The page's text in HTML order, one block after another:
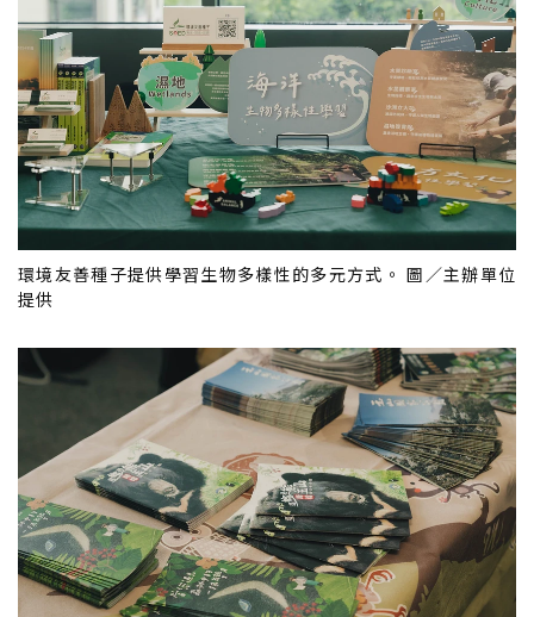
環境友善種子提供學習生物多樣性的多元方式。 圖／主辦單位
提供